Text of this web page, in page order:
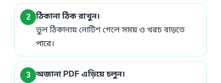
ঠিকানা ঠিক রাখুন।
ভুল ঠিকানায় নোটিশ গেলে সময় ও খরচ বাড়তে
পারে।
অজানা PDF এড়িয়ে চলুন।